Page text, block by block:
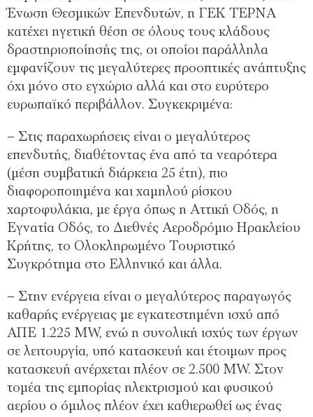
Ένωση Θεσμικών Επενδυτών, η ΓΕΚ ΤΕΡΝΑ
κατέχει ηγετική θέση σε όλους τους κλάδους
δραστηριοποίησής της, οι οποίοι παράλληλα
εμφανίζουν τις μεγαλύτερες προοπτικές ανάπτυξης
όχι μόνο στο εγχώριο αλλά και στο ευρύτερο
ευρωπαϊκό περιβάλλον. Συγκεκριμένα:
– Στις παραχωρήσεις είναι ο μεγαλύτερος
επενδυτής, διαθέτοντας ένα από τα νεαρότερα
(μέση συμβατική διάρκεια 25 έτη), πιο
διαφοροποιημένα και χαμηλού ρίσκου
χαρτοφυλάκια, με έργα όπως η Αττική Οδός, η
Εγνατία Οδός, το Διεθνές Αεροδρόμιο Ηρακλείου
Κρήτης, το Ολοκληρωμένο Τουριστικό
Συγκρότημα στο Ελληνικό και άλλα.
– Στην ενέργεια είναι ο μεγαλύτερος παραγωγός
καθαρής ενέργειας με εγκατεστημένη ισχύ από
ΑΠΕ 1.225 MW, ενώ η συνολική ισχύς των έργων
σε λειτουργία, υπό κατασκευή και έτοιμων προς
κατασκευή ανέρχεται πλέον σε 2.500 MW. Στον
τομέα της εμπορίας ηλεκτρισμού και φυσικού
αερίου ο όμιλος πλέον έχει καθιερωθεί ως ένας